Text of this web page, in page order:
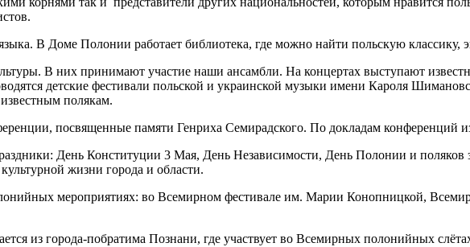
В Доме Полонии работает библиотека, где можно найти польскую классику,
В них принимают участие наши ансамбли. На концертах выступают
детские фестивали польской и украинской музыки имени Кароля
по­лякам.
посвященные памяти Генриха Семирадского. По докладам конференций
День Конституции 3 Мая, День Независимости, День По­лонии и поляков
жизни города и области.
мероприятиях: во Всемирном фестивале им. Марии Конопницкой,
из города-побратима Познани, где участвует во Всемирных полонийных